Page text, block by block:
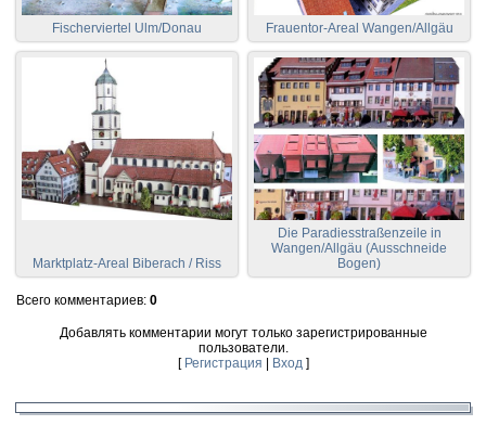
Fischerviertel Ulm/Donau Frauentor-Areal Wangen/Allgäu
Marktplatz-Areal Biberach / Riss
Die Paradiesstraßenzeile in
Wangen/Allgäu (Ausschneide
Bogen)
Всего комментариев: 0
Добавлять комментарии могут только зарегистрированные
пользователи.
[ Регистрация Вход]